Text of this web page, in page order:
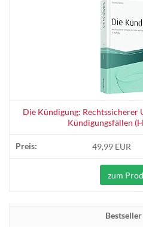
Die Kündigung: Rechtssicherer
Kündigungsfällen
49,99 EUR
zum